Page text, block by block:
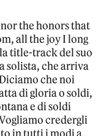
the honors that
all the joy I long
title-track del suo
solista, che arriva
che noi
di gloria o soldi,
e di soldi
credergli